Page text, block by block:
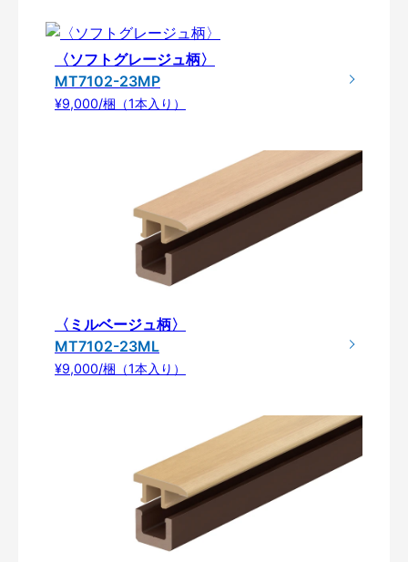
〈ソフトグレージュ柄〉
MT7102-23MP
¥9,000/梱（1本入り）
〈ミルベージュ柄〉
MT7102-23ML
¥9,000/梱（1本入り）